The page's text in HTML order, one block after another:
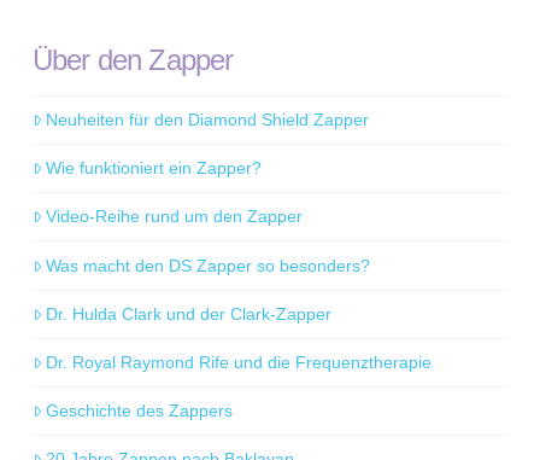
Über den Zapper
Neuheiten für den Diamond Shield Zapper
Wie funktioniert ein Zapper?
Video-Reihe rund um den Zapper
Was macht den DS Zapper so besonders?
Dr. Hulda Clark und der Clark-Zapper
Dr. Royal Raymond Rife und die Frequenztherapie
Geschichte des Zappers